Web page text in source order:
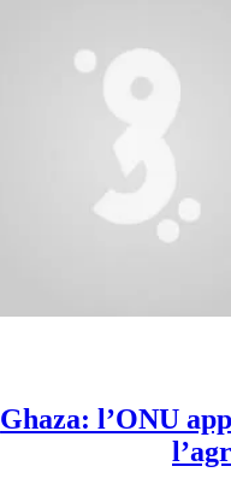
Ghaza: l’ONU